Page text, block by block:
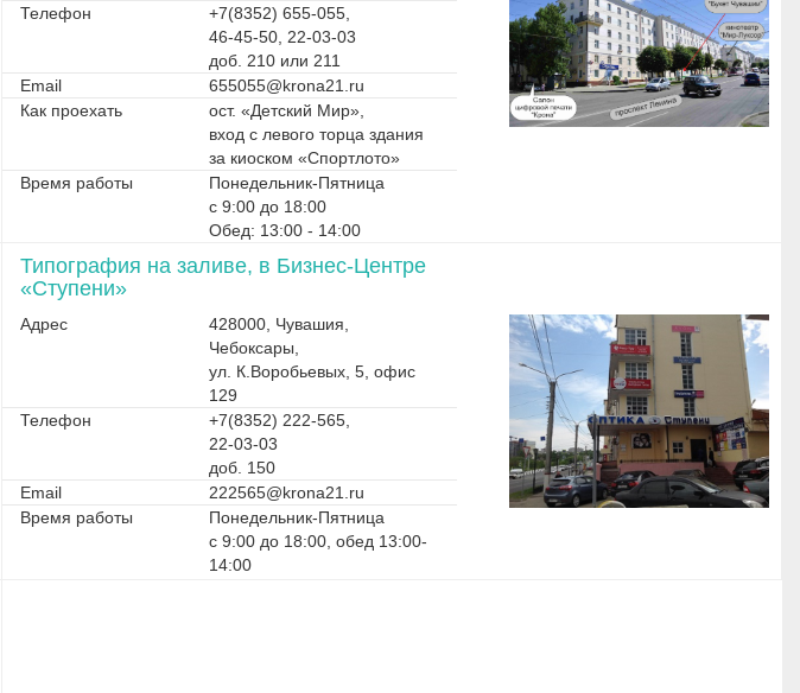
Телефон
+7(8352) 655-055,
46-45-50, 22-03-03
доб. 210 или 211
Email
655055@krona21.ru
Как проехать
ост. «Детский Мир»,
вход с левого торца здания
за киоском «Спортлото»
Время работы
Понедельник-Пятница
с 9:00 до 18:00
Обед: 13:00 - 14:00
Типография на заливе, в Бизнес-Центре
«Ступени»
Адрес
428000, Чувашия,
Чебоксары,
ул. К.Воробьевых, 5, офис
129
Телефон
+7(8352) 222-565,
22-03-03
доб. 150
Email
222565@krona21.ru
Время работы
Понедельник-Пятница
с 9:00 до 18:00, обед 13:00-
14:00